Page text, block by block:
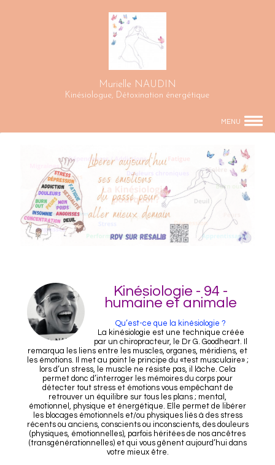
Murielle NAUDIN
Kinésiologue, Détoxination énergétique
MENU
Kinésiologie - 94 -
humaine et animale
Qu’est-ce que la kinésiologie ?
La kinésiologie est une technique créée
par un chiropracteur, le Dr G. Goodheart. Il
remarqua les liens entre les muscles, organes, méridiens, et
les émotions. Il met au point le principe du «test musculaire» ;
lors d’un stress, le muscle ne résiste pas, il lâche. Cela
permet donc d’interroger les mémoires du corps pour
détecter tout stress et émotions vous empêchant de
retrouver un équilibre sur tous les plans ; mental,
émotionnel, physique et énergétique. Elle permet de libérer
les blocages émotionnels et/ou physiques liés à des stress
récents ou anciens, conscients ou inconscients, des douleurs
(physiques, émotionnelles), parfois héritées de nos ancêtres
(transgénérationnelles) et qui vous gênent aujourd’hui dans
votre mieux être.